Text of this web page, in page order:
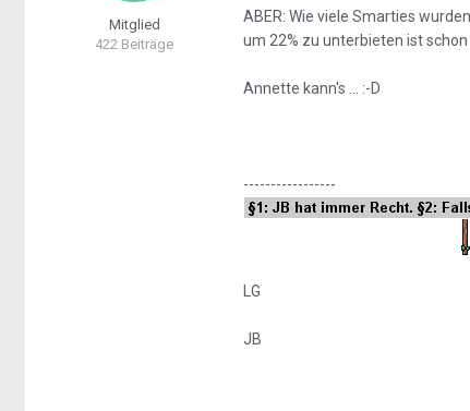
Mitglied
422 Beiträge
ABER: Wie viele Smarties
um 22% zu unterbieten ist schon
Annette kann's ... :-D
-----------------
LG
JB